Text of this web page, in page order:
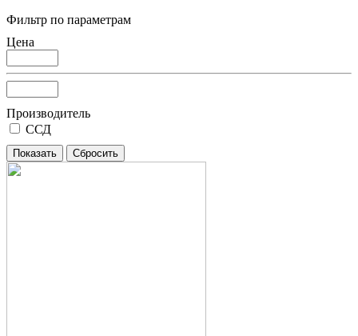
Фильтр по параметрам
Цена
Производитель
ССД